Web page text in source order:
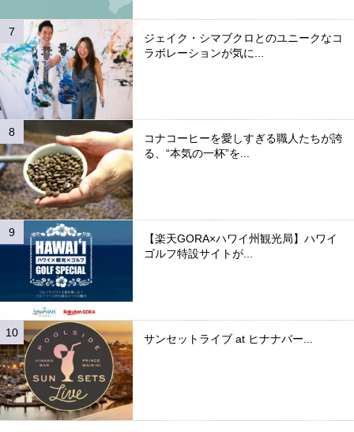
ジェイク・シマブクロとのユニークなコ
ラボレーションが気に...
コナコーヒーを愛しすぎる職人たちが誇
る、“本気の一杯”を...
【楽天GORA×ハワイ州観光局】ハワイ
ゴルフ特設サイトが...
サンセットライブ at ヒナナバー...